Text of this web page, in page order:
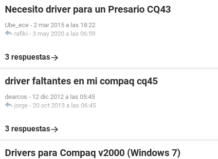
Necesito driver para un Presario CQ43
Ube_ece - 2 mar 2015 a las 18:22
rafiki - 3 may 2020 a las 06:59
3 respuestas
driver faltantes en mi compaq cq45
dearcos - 12 dic 2012 a las 05:45
jorge - 20 oct 2013 a las 06:45
3 respuestas
Drivers para Compaq v2000 (Windows 7)